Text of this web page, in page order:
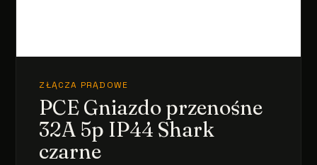
ZŁĄCZA PRĄDOWE
PCE Gniazdo przenośne
32A 5p IP44 Shark
czarne